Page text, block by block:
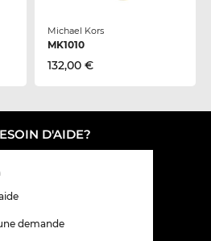
Michael Kors
MK1010
132,00 €
D'AIDE?
demande